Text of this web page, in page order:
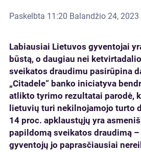
Paskelbta 11:20 Balandžio 24, 2023
Labiausiai Lietuvos gyventojai
būstą, o daugiau nei
sveikatos draudimu pasirūpina
„Citadele“ banko iniciatyva
atlikto tyrimo rezultatai parodė,
lietuvių turi nekilnojamojo turto
14 proc. apklaustųjų yra
papildomą sveikatos draudimą
gyventojų jo paprasčiausiai